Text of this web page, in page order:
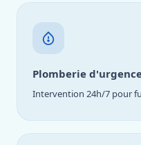
Plomberie
Intervention 24h/7 pour